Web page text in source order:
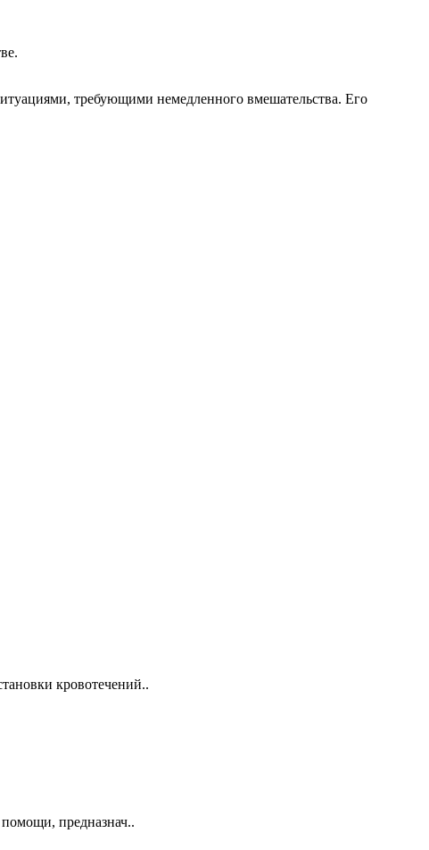
требующими немедленного вмешательства. Его
кровотечений..
предназнач..